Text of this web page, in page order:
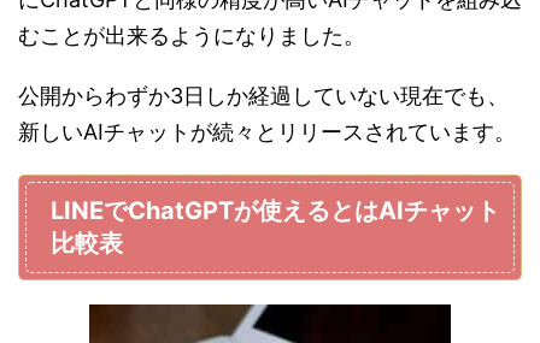
むことが出来るようになりました。
公開からわずか3日しか経過していない現在でも、
新しいAIチャットが続々とリリースされています。
LINEでChatGPTが使えるとはAIチャット
比較表